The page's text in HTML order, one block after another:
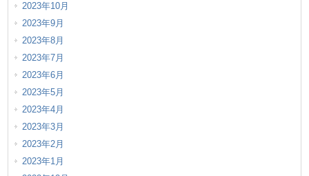
2023年10月
2023年9月
2023年8月
2023年7月
2023年6月
2023年5月
2023年4月
2023年3月
2023年2月
2023年1月